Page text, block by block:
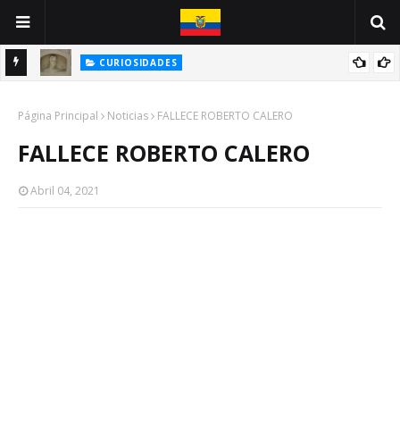
CURIOSIDADES
NEGRA
Página Principal Noticias FALLECE ROBERTO CALERO
FALLECE ROBERTO CALERO
Abril 04, 2021